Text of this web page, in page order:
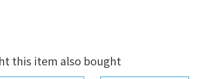
this item also bought